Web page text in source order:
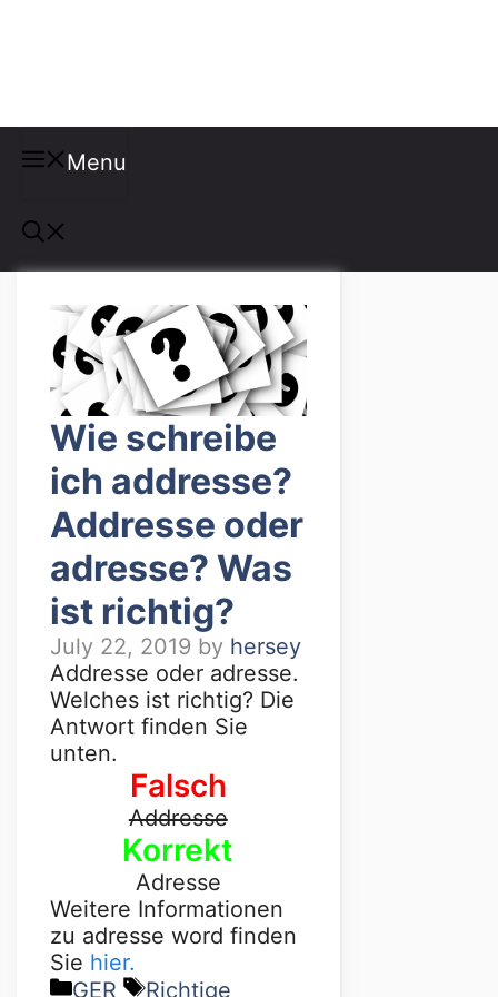
Menu
Wie schreibe
ich addresse?
Addresse oder
adresse? Was
ist richtig?
July 22, 2019 by hersey
Addresse oder adresse.
Welches ist richtig? Die
Antwort finden Sie
unten.
Falsch
Addresse
Korrekt
Adresse
Weitere Informationen
zu adresse word finden
Sie hier.
GER
Richtige